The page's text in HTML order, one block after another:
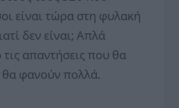
είναι τώρα στη φυλακή
δεν είναι; Απλά
απαντήσεις που θα
φανούν πολλά.